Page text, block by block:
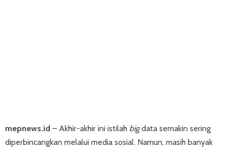
mepnews.id – Akhir-akhir ini istilah bigdata semakin sering
diperbincangkan melalui media sosial. Namun, masih banyak